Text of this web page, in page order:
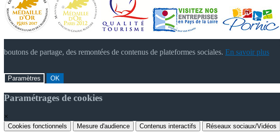
boutons de partage, des remontées de contenus de plateformes sociales. En savoir plus
Paramètres OK
Paramétrages de cookies
×
Cookies fonctionnels Mesure d'audience Contenus interactifs Réseaux sociaux/Vidéos